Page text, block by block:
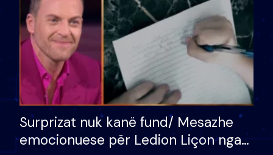
Surprizat nuk kanë fund/ Mesazhe
emocionuese për Ledion Liçon nga